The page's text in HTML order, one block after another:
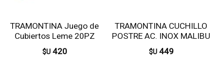
TRAMONTINA Juego de
Cubiertos Leme 20PZ
ROJO 23198/718
$U 420
TRAMONTINA CUCHILLO
POSTRE AC. INOX MALIBU
23734/003 X12 UN
$U 449